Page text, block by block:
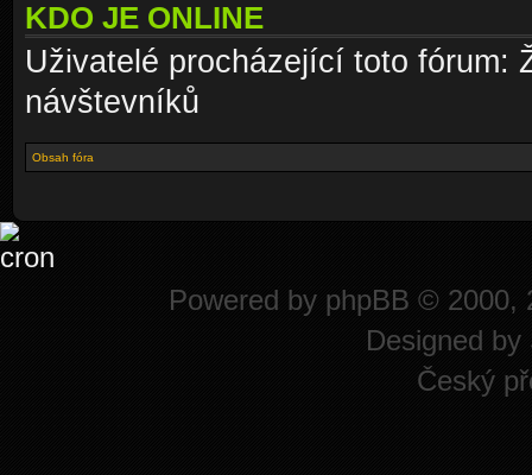
KDO JE ONLINE
Uživatelé procházející toto fórum:
návštevníků
Obsah fóra
Powered by phpBB © 2000,
Designed by
Český